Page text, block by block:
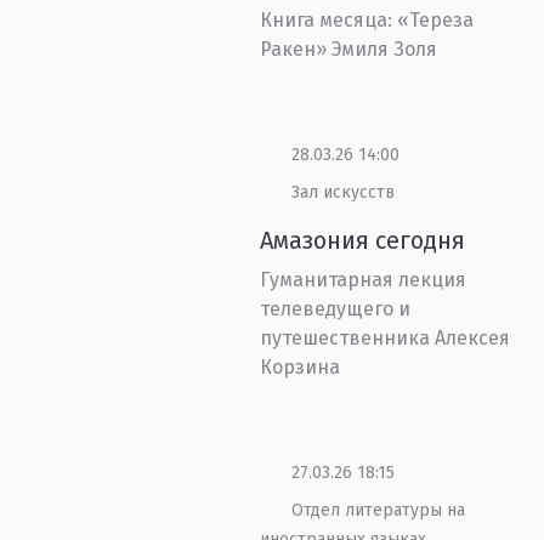
Книга месяца: «Тереза
Ракен» Эмиля Золя
28.03.26 14:00
Зал искусств
Амазония сегодня
Гуманитарная лекция
телеведущего и
путешественника Алексея
Корзина
27.03.26 18:15
Отдел литературы на